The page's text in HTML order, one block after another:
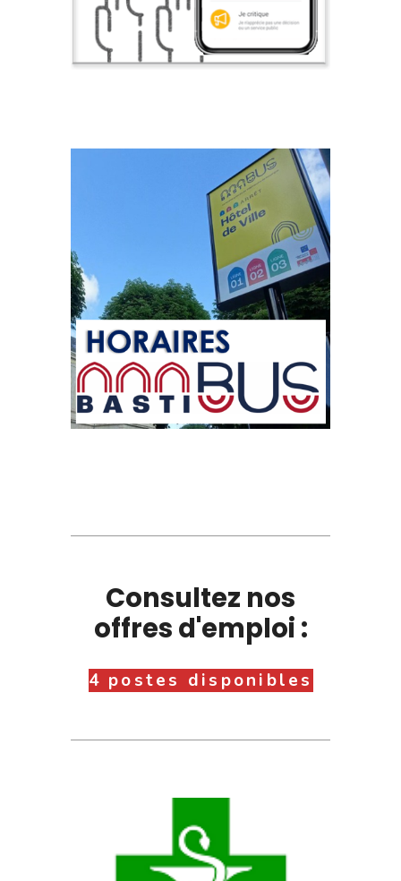
Consultez nos
offres d'emploi :
4 postes disponibles